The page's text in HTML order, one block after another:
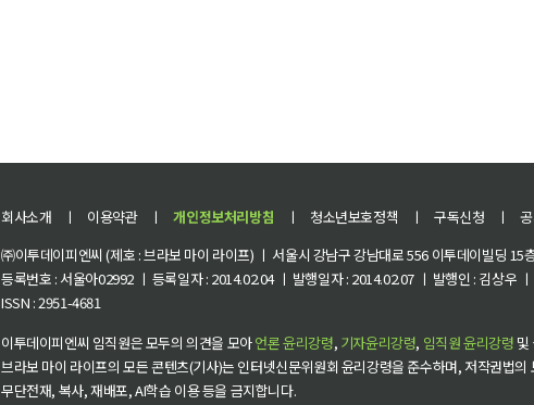
회사소개 ㅣ 이용약관 ㅣ 개인정보처리방침 ㅣ 청소년보호정책 ㅣ 구독신청 ㅣ
㈜이투데이피엔씨 (제호 : 브라보 마이 라이프) ㅣ 서울시 강남구 강남대로 556 이투데이빌딩
등록번호 : 서울아02992 ㅣ 등록일자 : 2014.02.04 ㅣ 발행일자 : 2014.02.07 ㅣ 발행인 : 김상우
ISSN : 2951-4681
이투데이피엔씨 임직원은 모두의 의견을 모아언론 윤리강령, 기자윤리강령, 임직원 윤리강령 및
브라보 마이 라이프의 모든 콘텐츠(기사)는 인터넷신문위원회 윤리강령을 준수하며, 저작권법의
무단전재, 복사, 재배포, AI학습 이용 등을 금지합니다.